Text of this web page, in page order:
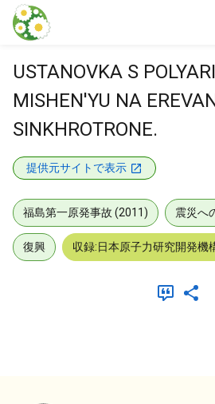
本文に飛ぶ
USTANOVKA S
MISHEN'YU NA
SINKHROTRONE.
提供元サイトで表示
福島第一原発事故 (2011) 震災へ
復興 収録:日本原子力研究開発機